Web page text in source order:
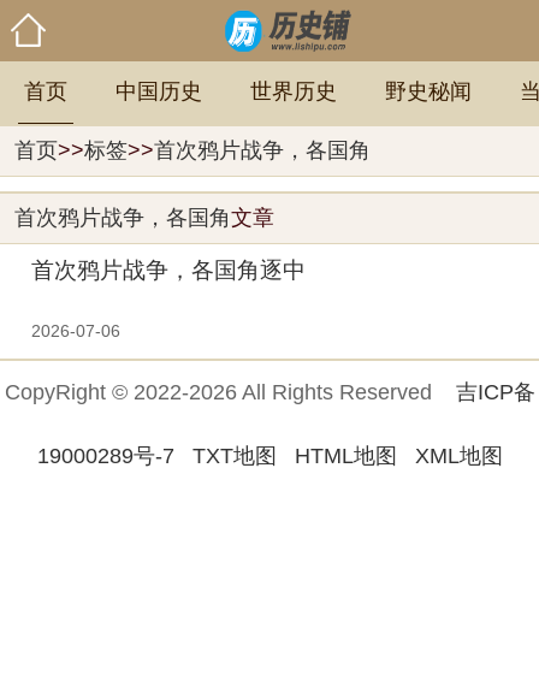
首页 中国历史 世界历史 野史秘闻
首页>>标签>>首次鸦片战争，各国角
首次鸦片战争，各国角文章
首次鸦片战争，各国角逐中
2026-07-06
CopyRight © 2022-2026 All Rights Reserved 吉ICP备
19000289号-7 TXT地图 HTML地图 XML地图